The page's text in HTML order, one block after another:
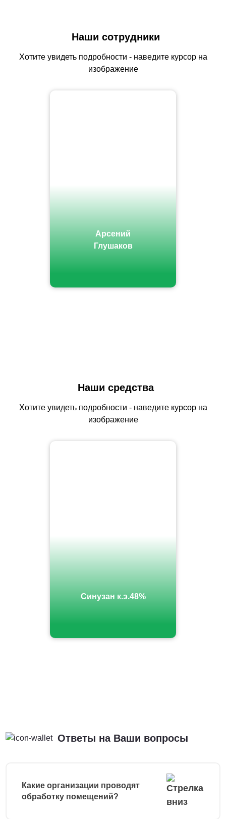
Наши сотрудники
Хотите увидеть подробности - наведите курсор на
изображение
Арсений
Глушаков
Наши средства
Хотите увидеть подробности - наведите курсор на
изображение
Синузан к.э.48%
Ответы на Ваши вопросы
Какие организации проводят
обработку помещений?